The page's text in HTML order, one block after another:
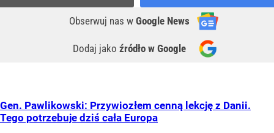
Obserwuj nas w Google News
Dodaj jako źródło w Google
Gen. Pawlikowski: Przywiozłem cenną lekcję z Danii.
Tego potrzebuje dziś cała Europa